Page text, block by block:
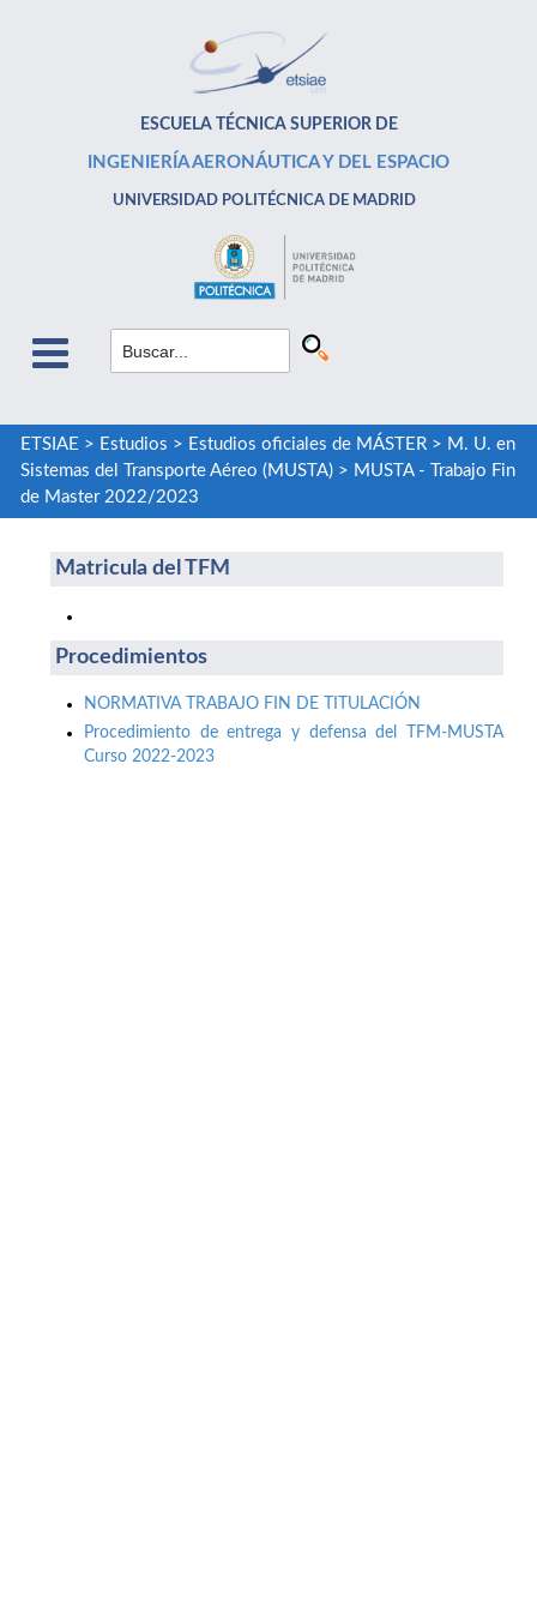
ESCUELA TÉCNICA SUPERIOR DE
INGENIERÍA AERONÁUTICA Y DEL ESPACIO
UNIVERSIDAD POLITÉCNICA DE MADRID
ETSIAE > Estudios > Estudios oficiales de MÁSTER> M. U. en
Sistemas del Transporte Aéreo (MUSTA)> MUSTA - Trabajo Fin
de Master 2022/2023
Matricula del TFM
Procedimientos
NORMATIVA TRABAJO FIN DE TITULACIÓN
Procedimiento de entrega y defensa del TFM-MUSTA
Curso 2022-2023